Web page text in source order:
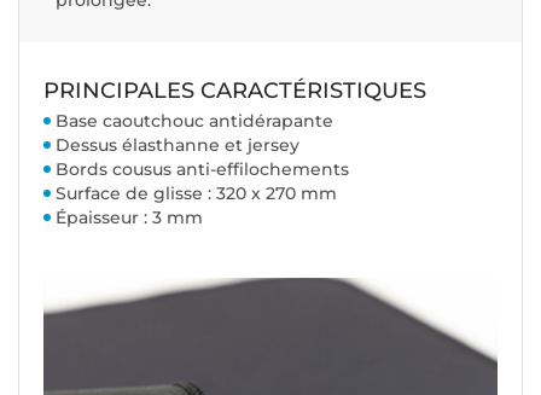
PRINCIPALES CARACTÉRISTIQUES
Base caoutchouc antidérapante
Dessus élasthanne et jersey
Bords cousus anti-effilochements
Surface de glisse : 320 x 270 mm
Épaisseur : 3 mm